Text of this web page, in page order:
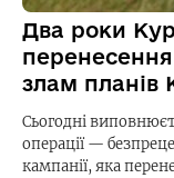
Два роки
злам планів
Сьогодні
операції —
кампанії, яка